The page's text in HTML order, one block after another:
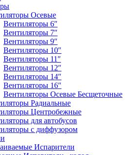
Осевые
Вентиляторы 6″
Вентиляторы 7″
Вентиляторы 9″
Вентиляторы 10″
Вентиляторы 11″
Вентиляторы 12″
Вентиляторы 14″
Вентиляторы 16″
Вентиляторы Осевые Бесщеточные
Радиальные
Центробежные
для автобусов
с диффузором
Испарители